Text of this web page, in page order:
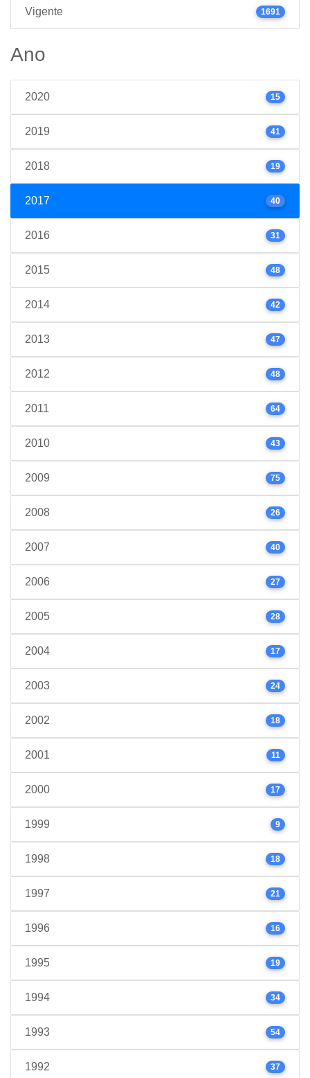
Vigente 1691
Ano
2020 15
2019 41
2018 19
2017 40
2016 31
2015 48
2014 42
2013 47
2012 48
2011 64
2010 43
2009 75
2008 26
2007 40
2006 27
2005 28
2004 17
2003 24
2002 18
2001 11
2000 17
1999 9
1998 18
1997 21
1996 16
1995 19
1994 34
1993 54
1992 37